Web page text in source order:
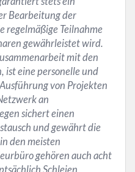
Bearbeitung der
regelmäßige Teilnahme
gewährleistet wird.
mit den
eine personelle und
von Projekten
an
sichert einen
und gewährt die
den meisten
gehören auch acht
Schleien